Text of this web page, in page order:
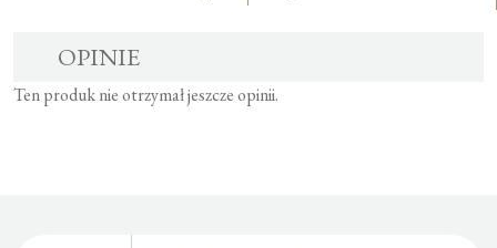
OPINIE
Ten produk nie otrzymał jeszcze opinii.